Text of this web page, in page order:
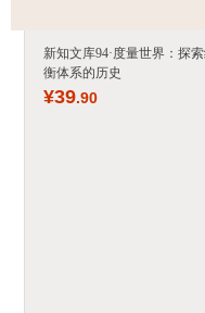
新知文库94·度量世界：探
衡体系的历史
¥39.90